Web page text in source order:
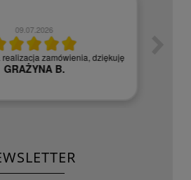
09.07.2026
realizacja zamówienia, dziękuję
GRAŻYNA B.